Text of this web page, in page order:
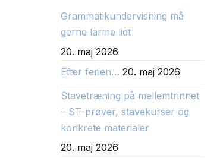
Grammatikundervisning må
gerne larme lidt
20. maj 2026
Efter ferien… 20. maj 2026
Stavetræning på mellemtrinnet
– ST-prøver, stavekurser og
konkrete materialer
20. maj 2026